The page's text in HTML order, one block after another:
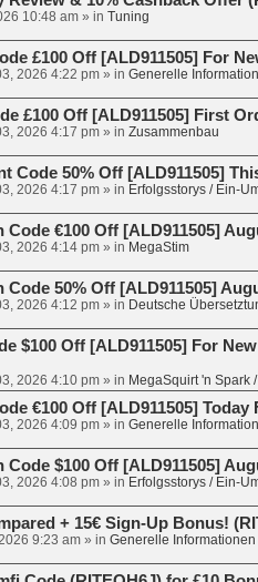
10:48 am» in Tuning
£100 Off [ALD911505] For
2026 4:22 pm» in Generelle
£100 Off [ALD911505] First
2026 4:17 pm» in Zusammenbau
Code 50% Off [ALD911505]
2026 4:17 pm» in Erfolgsstorys / Ein-
€100 Off [ALD911505]
2026 4:14 pm» in MegaStim
50% Off [ALD911505]
2026 4:12 pm» in Deutsche
$100 Off [ALD911505] For
2026 4:10 pm» in MegaSquirt 'n Spark
€100 Off [ALD911505] Today
2026 4:09 pm» in Generelle
$100 Off [ALD911505]
2026 4:08 pm» in Erfolgsstorys / Ein-
+ 15€ Sign-Up Bonus!
9:23 am» in Generelle Informationen